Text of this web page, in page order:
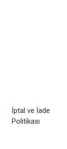
İptal ve İade
Politikası